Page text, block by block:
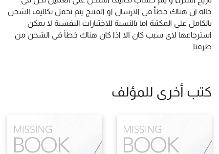
حاله ان هناك خطأ فى الارسال او المنتج يتم تحمل تكاليف الشحن
بالكامل على المكتبة اما بالنسبة للاختبارات النفسية لا يمكن
استرجاعها لاى سبب كان الا اذا كان هناك خطأ فى الشحن من
طرفنا
كتب أخرى للمؤلف